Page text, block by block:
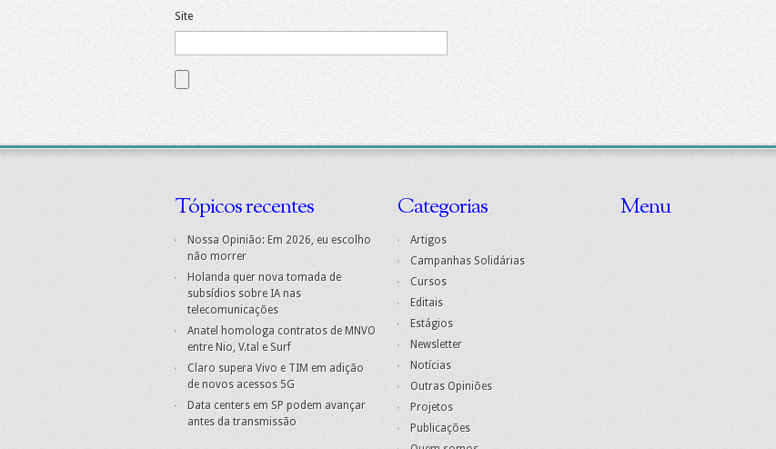
Site
Tópicos recentes
Nossa Opinião: Em 2026, eu escolho
não morrer
Holanda quer nova tomada de
subsídios sobre IA nas
telecomunicações
Anatel homologa contratos de MNVO
entre Nio, V.tal e Surf
Claro supera Vivo e TIM em adição
de novos acessos 5G
Data centers em SP podem avançar
antes da transmissão
Categorias
Artigos
Campanhas Solidárias
Cursos
Editais
Estágios
Newsletter
Notícias
Outras Opiniões
Projetos
Publicações
Menu